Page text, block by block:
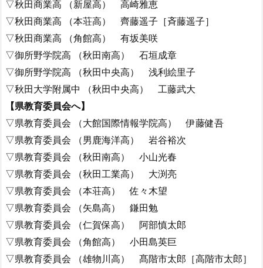
▽秋田商業高 （新屋高） 高崎雅恵
▽秋田商業高 （本荘高） 齊藤遥子［斉藤遥子］
▽秋田商業高 （角館高） 有坂美咲
▽御所野学院高 （秋田南高） 石垣成章
▽御所野学院高 （秋田中央高） 浅利絵里子
▽秋田大学附属中 （秋田中央高） 工藤武大
【県教育委員会へ】
▽県教育委員会 （大館国際情報学院高） 伊藤健吾
▽県教育委員会 （男鹿海洋高） 岩谷裕次
▽県教育委員会 （秋田南高） 小山光春
▽県教育委員会 （秋田工業高） 大渕亮
▽県教育委員会 （本荘高） 佐々木望
▽県教育委員会 （矢島高） 鎌田勉
▽県教育委員会 （仁賀保高） 阿部慎太郎
▽県教育委員会 （角館高） 小田島英巨
▽県教育委員会 （雄物川高） 髙階市太郎［高階市太郎］